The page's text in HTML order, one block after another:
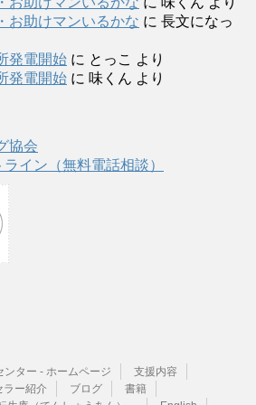
お助けマンいるかな に 長文になっ
発電開始 に とっこ より
発電開始 に 味くん より
協会
イン（無料電話相談）
ンター - ホームページ
支援内容
ラー紹介
ブログ
書籍